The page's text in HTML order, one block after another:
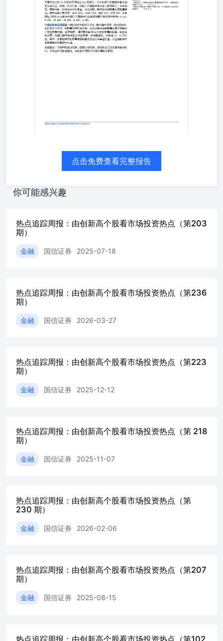
开采精选、电力、银行精选、银行、煤炭、家用电器等概念
250日新高较近。 见微知著：利用创新高个股进行市场监测
2024年5月31日，共433 只股票在过去20个交易日间创出250
其中创新高个股数量最多的是基础化工、机械、医药行业，
股数量占比最高的是银行、有色金属、煤炭行业。按照板块
源、兴齐眼药、海信家电等50只平稳创新高的股票。按照板
中创新高最多的是银行行业。 风险提示：市场环境变动风险
效风险，本报告基于历史客观数据统计，不构成任何投资建
张欣慰联系人：胡志超021-60933159021-60375486
合约持续升水》——2024-05-29 《私募基金周报-上周私募中
——2024-05-27 《基金周报-一季度非货基月均管理规模排名
趋势追踪4 指数相对近250日新高距离4 见微知著：利用创新
稳创新高股票筛选方法7 本周平稳创新高股票8 总结10 风险
场环境变动风险10 模型失效风险10 本报告基于历史客观数据
（20240531）4 图2：中信一级行业指数相对250日新高距离
所处近250日分位点（20240531）5 图3：部分概念指数相对
新高股票数量及占比（20240531）6 图5：不同板块中创新高
及占比（20240531）7 图6：不同指数中创新高股票数量及占
（20240531）9 乘势而起：市场新高趋势追踪 触及新高的个
以追踪市场趋势、把握市场热点。 [George@2004]发现股票
魔法师》中也提出要重点关注“最近52周新高”的股票，同时
注在股 市下跌中表现不错并接近最近一年价格高点的股票。
统一使用250日新高距离来表示创新高情况，具体计算方法如
日新高距离=1−Closet ts_max(Close,250) Closet为最新收盘价，
新高距离为正值，表示回落幅度。 指数相对近250日新高距
场主要指数相对250日新高距离及指数收盘价所处近250日分
500、中证1000、中证2000、创业板指、科创50指数250日新
本周中信一级行业指数相对250日新高距离及指数收盘价所处
点击免费查看完整报告
你可能感兴趣
热点追踪周报：由创新高个股看市场投资热点（第203
期）
金融 国信证券 2025-07-18
热点追踪周报：由创新高个股看市场投资热点（第236
期）
金融 国信证券 2026-03-27
热点追踪周报：由创新高个股看市场投资热点（第223
期）
金融 国信证券 2025-12-12
热点追踪周报：由创新高个股看市场投资热点（第 218
期）
金融 国信证券 2025-11-07
热点追踪周报：由创新高个股看市场投资热点（第
230 期）
金融 国信证券 2026-02-06
热点追踪周报：由创新高个股看市场投资热点（第207
期）
金融 国信证券 2025-08-15
热点追踪周报：由创新高个股看市场投资热点（第102